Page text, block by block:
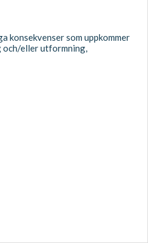
konsekvenser som uppkommer
och/eller utformning,